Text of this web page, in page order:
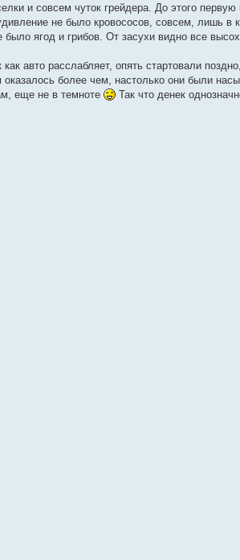
и совсем чуток грейдера. До этого первую
не было кровососов, совсем, лишь в
ягод и грибов. От засухи видно все
авто расслабляет, опять стартовали
оказалось более чем, настолько они были
еще не в темноте
Так что денек